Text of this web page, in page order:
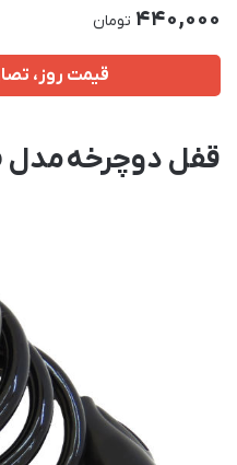
440,000 تومان
قیمت روز،
قفل دوچرخه مدل ecco